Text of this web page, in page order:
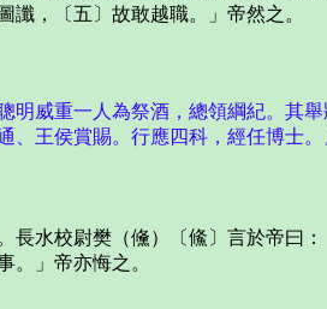
，〔五〕故敢越職。」帝然之。
重一人為祭酒，總領綱紀。其舉
王侯賞賜。行應四科，經任博士。
水校尉樊（儵）〔鯈〕言於帝曰：
。」帝亦悔之。